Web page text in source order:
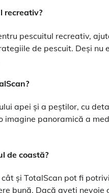
recreativ?
pescuitul recreativ,
de pescuit. Deși nu
apei și a peștilor, cu
imagine panoramică a
de coastă?
și TotalScan pot fi
bună. Dacă aveți